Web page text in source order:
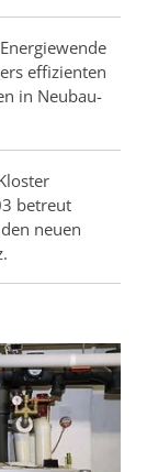
effizienten
in Neubau-
betreut
neuen